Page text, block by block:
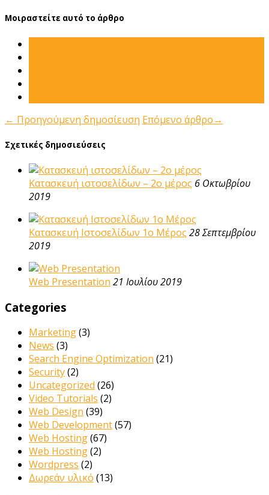
Μοιραστείτε αυτό το άρθρο
← Προηγούμενη δημοσίευση Επόμενο άρθρο→
Σχετικές δημοσιεύσεις
Κατασκευή ιστοσελίδων – 2ο μέρος 6 Οκτωβρίου
2019
Κατασκευή Ιστοσελίδων 1ο Μέρος 28 Σεπτεμβρίου
2019
Web Presentation 21 Ιουλίου 2019
Categories
Marketing(3)
News (3)
Search Engine Optimization (21)
Security(2)
Uncategorized (26)
Video Tutorials (2)
Web Design (39)
Web Development(57)
Web Hosting(67)
Web Hosting(2)
Wordpress (2)
Δωρεάν υλικό (13)